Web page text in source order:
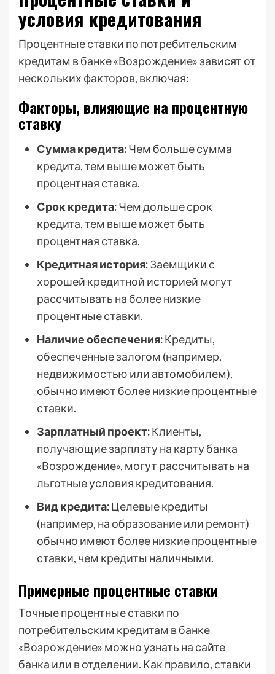
условия кредитования
Процентные ставки по потребительским
кредитам в банке «Возрождение» зависят от
нескольких факторов, включая:
Факторы, влияющие на процентную
ставку
Сумма кредита:Чем больше сумма
кредита, тем выше может быть
процентная ставка.
Срок кредита:Чем дольше срок
кредита, тем выше может быть
процентная ставка.
Кредитная история:Заемщики с
хорошей кредитной историей могут
рассчитывать на более низкие
процентные ставки.
Наличие обеспечения:Кредиты,
обеспеченные залогом (например,
недвижимостью или автомобилем),
обычно имеют более низкие процентные
ставки.
Зарплатный проект:Клиенты,
получающие зарплату на карту банка
«Возрождение», могут рассчитывать на
льготные условия кредитования.
Вид кредита:Целевые кредиты
(например, на образование или ремонт)
обычно имеют более низкие процентные
ставки, чем кредиты наличными.
Примерные процентные ставки
Точные процентные ставки по
потребительским кредитам в банке
«Возрождение» можно узнать на сайте
банка или в отделении. Как правило, ставки